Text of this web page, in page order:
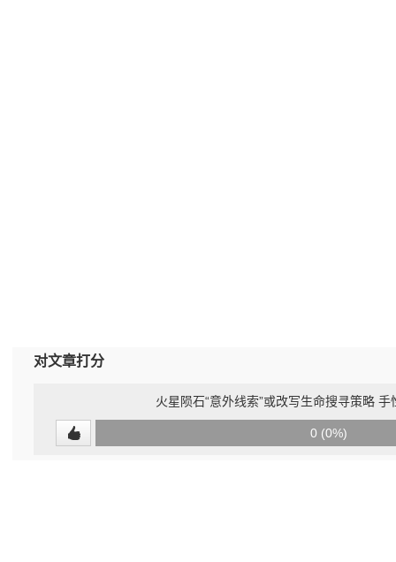
对文章打分
火星陨石“意外线索”或改写生命搜寻策略
0 (0%)